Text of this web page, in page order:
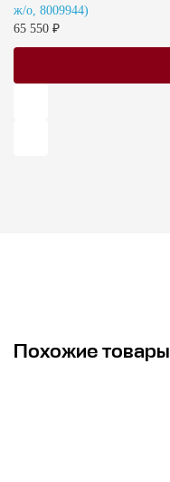
ж/о, 8009944)
65 550 ₽
Похожие товары